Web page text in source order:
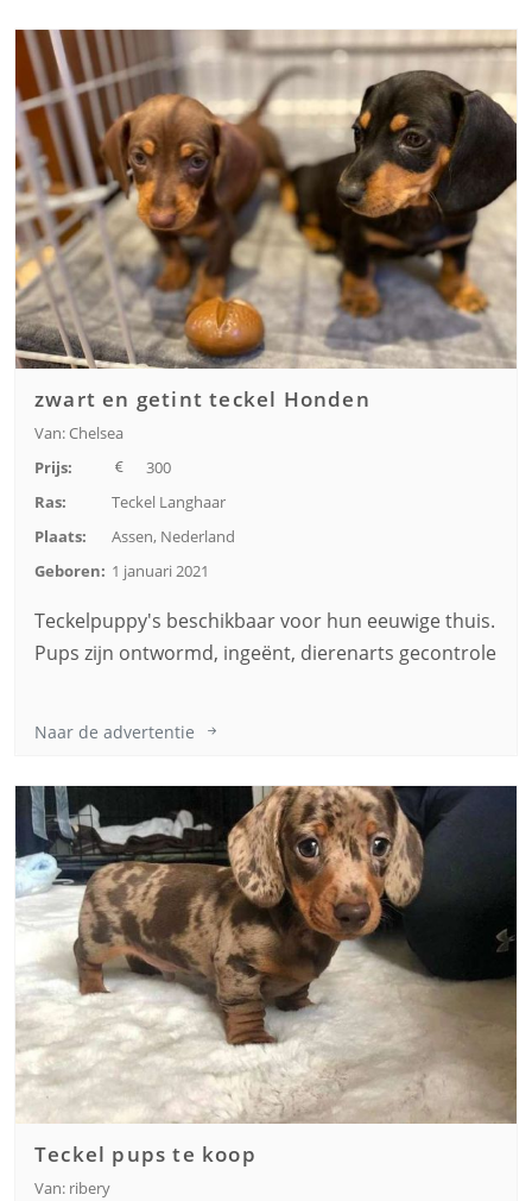
zwart en getint teckel Honden
Van: Chelsea
Prijs:
300
Ras:
Teckel Langhaar
Plaats:
Assen, Nederland
Geboren: 1 januari 2021
Teckelpuppy's beschikbaar voor hun eeuwige thuis.
Pups zijn ontwormd, ingeënt, dierenarts gecontrole
Naar de advertentie
Teckel pups te koop
Van: ribery